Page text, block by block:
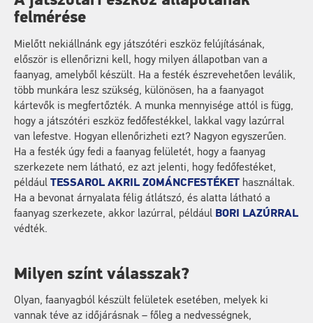
felmérése
Mielőtt nekiállnánk egy játszótéri eszköz felújításának,
először is ellenőrizni kell, hogy milyen állapotban van a
faanyag, amelyből készült. Ha a festék észrevehetően leválik,
több munkára lesz szükség, különösen, ha a faanyagot
kártevők is megfertőzték. A munka mennyisége attól is függ,
hogy a játszótéri eszköz fedőfestékkel, lakkal vagy lazúrral
van lefestve. Hogyan ellenőrizheti ezt? Nagyon egyszerűen.
Ha a festék úgy fedi a faanyag felületét, hogy a faanyag
szerkezete nem látható, ez azt jelenti, hogy fedőfestéket,
például TESSAROL AKRIL ZOMÁNCFESTÉKET használtak.
Ha a bevonat árnyalata félig átlátszó, és alatta látható a
faanyag szerkezete, akkor lazúrral, például BORI LAZÚRRAL
védték.
Milyen színt válasszak?
Olyan, faanyagból készült felületek esetében, melyek ki
vannak téve az időjárásnak – főleg a nedvességnek,